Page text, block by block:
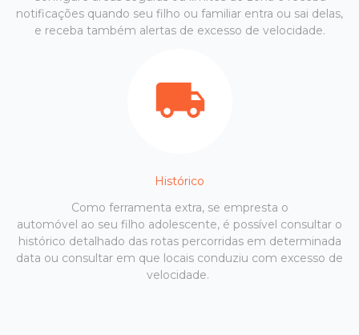
notificações quando seu filho ou familiar entra ou sai delas,
e receba também alertas de excesso de velocidade.
Histórico
Como ferramenta extra, se empresta o
automóvel ao seu filho adolescente, é possível consultar o
histórico detalhado das rotas percorridas em determinada
data ou consultar em que locais conduziu com excesso de
velocidade.